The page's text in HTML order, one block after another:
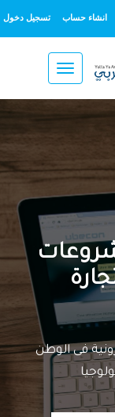
تسجيل دخول انشاء حساب
Toggle
navigation
فى الوطن